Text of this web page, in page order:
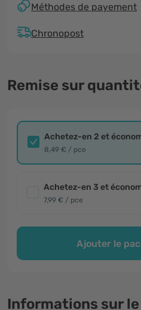
Méthodes de payement
Chronopost
Remise sur
Achetez-en 2 et
8,49 € / pce
Achetez-en 3 et
7,99 € / pce
Ajouter le
Informations sur